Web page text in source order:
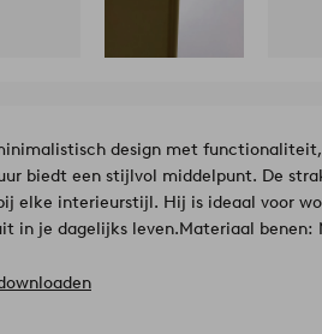
design met
biedt een stijlvol middelpunt. De
elke interieurstijl. Hij is ideaal voor
in je dagelijks leven.Materiaal benen:
Hoogte: 40.0 cm. Lengte/diepte: